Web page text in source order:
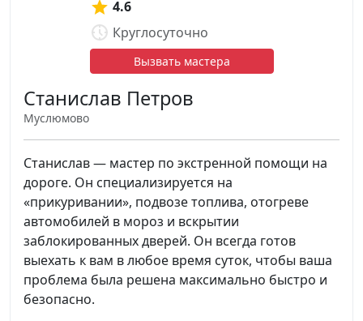
4.6
Круглосуточно
Вызвать мастера
Станислав Петров
Муслюмово
Станислав — мастер по экстренной помощи на
дороге. Он специализируется на
«прикуривании», подвозе топлива, отогреве
автомобилей в мороз и вскрытии
заблокированных дверей. Он всегда готов
выехать к вам в любое время суток, чтобы ваша
проблема была решена максимально быстро и
безопасно.